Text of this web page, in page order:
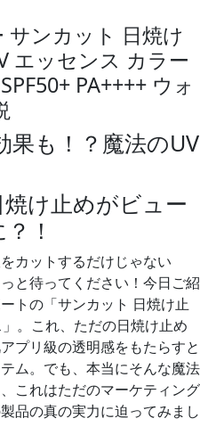
サンカット 日焼け
エッセンス カラー
PA++++ ウォ
果も！？魔法のUV
け止めがビュー
！
カットするだけじゃない
と待ってください！今日ご紹
トの「サンカット 日焼け止
。これ、ただの日焼け止め
プリ級の透明感をもたらすと
ム。でも、本当にそんな魔法
これはただのマーケティング
品の真の実力に迫ってみまし